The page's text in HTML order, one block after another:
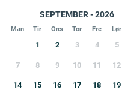
SEPTEMBER - 2026
Man Tir Ons Tor Fre Lør
1 2 3 4 5
7 8 9 10 11 12
14 15 16 17 18 19